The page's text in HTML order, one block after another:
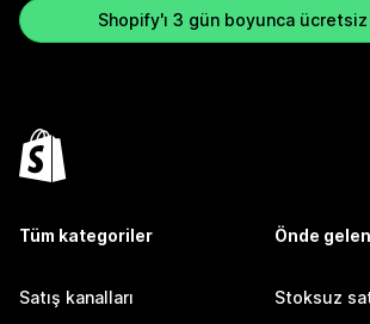
Shopify'ı 3 gün boyunca
Tüm kategoriler
Satış kanalları
Önde
Stoksuz